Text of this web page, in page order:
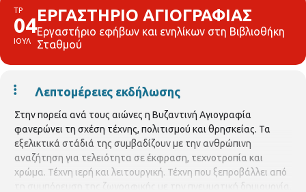
ΤΡ
04
ΙΟΥΛ
ΕΡΓΑΣΤΗΡΙΟ ΑΓΙΟΓΡΑΦΙΑΣ
Εργαστήριο εφήβων και ενηλίκων στη Βιβλιοθήκη
Σταθμού
Λεπτομέρειες εκδήλωσης
Στην πορεία ανά τους αιώνες η Βυζαντινή Αγιογραφία
φανερώνει τη σχέση τέχνης, πολιτισμού και θρησκείας. Τα
εξελικτικά στάδιά της συμβαδίζουν με την ανθρώπινη
αναζήτηση για τελειότητα σε έκφραση, τεχνοτροπία και
χρώμα. Τέχνη ιερή και λειτουργική. Τέχνη που ξεπροβάλλει από
τη συμπόρευση της ζωγραφικής με την πνευματική δημιουργία.